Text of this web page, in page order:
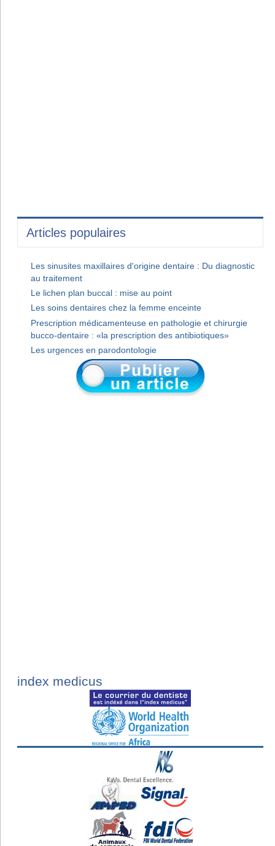
Articles populaires
Les sinusites maxillaires d'origine dentaire : Du diagnostic
au traitement
Le lichen plan buccal : mise au point
Les soins dentaires chez la femme enceinte
Prescription médicamenteuse en pathologie et chirurgie
bucco-dentaire : «la prescription des antibiotiques»
Les urgences en parodontologie
index medicus